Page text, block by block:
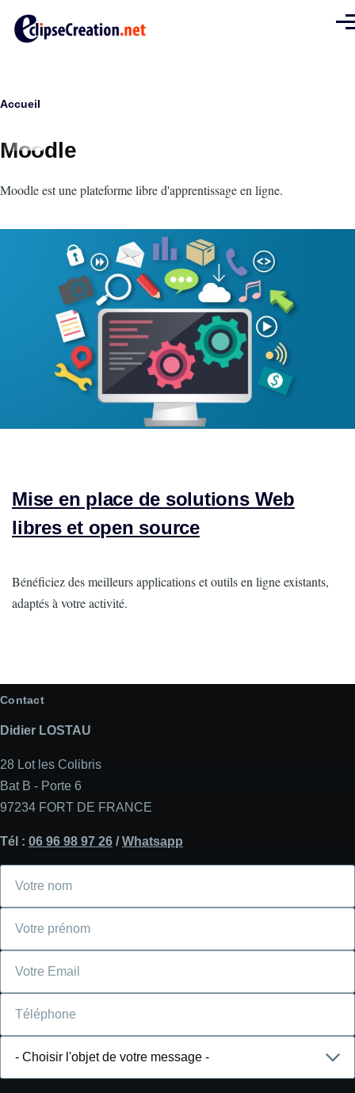
Fil
d'Ariane
Accueil
Moodle
Intro
Moodle est une plateforme libre d'apprentissage en ligne.
Mise en place de solutions Web
libres et open source
Intro
Bénéficiez des meilleurs applications et outils en ligne existants,
adaptés à votre activité.
Contact
Didier LOSTAU
28 Lot les Colibris
Bat B - Porte 6
97234 FORT DE FRANCE
Tél : 06 96 98 97 26 / Whatsapp